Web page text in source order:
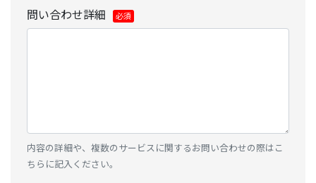
問い合わせ詳細
内容の詳細や、複数のサービスに関するお問い合わせの際はこ
ちらに記入ください。